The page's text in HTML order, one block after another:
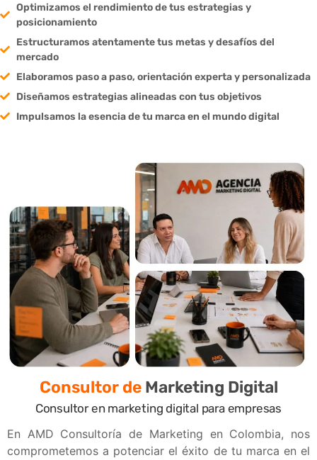
Optimizamos el rendimiento de tus estrategias y
posicionamiento
Estructuramos atentamente tus metas y desafíos del
mercado
Elaboramos paso a paso, orientación experta y personalizada
Diseñamos estrategias alineadas con tus objetivos
Impulsamos la esencia de tu marca en el mundo digital
Consultor deMarketing Digital
Consultor en marketing digital para empresas
En AMD Consultoría de Marketing en Colombia, nos
comprometemos a potenciar el éxito de tu marca en el